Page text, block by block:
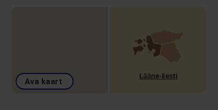
Ava kaart
Lääne-Eesti